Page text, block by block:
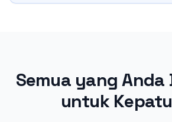
Semua yang
untuk